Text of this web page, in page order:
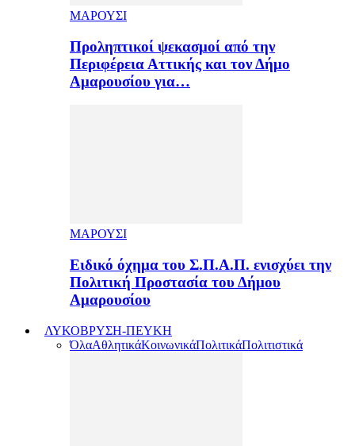
ΜΑΡΟΥΣΙ
Προληπτικοί ψεκασμοί από την
Περιφέρεια Αττικής και τον Δήμο
Αμαρουσίου για…
ΜΑΡΟΥΣΙ
Ειδικό όχημα του Σ.Π.Α.Π. ενισχύει την
Πολιτική Προστασία του Δήμου
Αμαρουσίου
ΛΥΚΟΒΡΥΣΗ-ΠΕΥΚΗ
ΌλαΑθλητικάΚοινωνικάΠολιτικάΠολιτιστικά